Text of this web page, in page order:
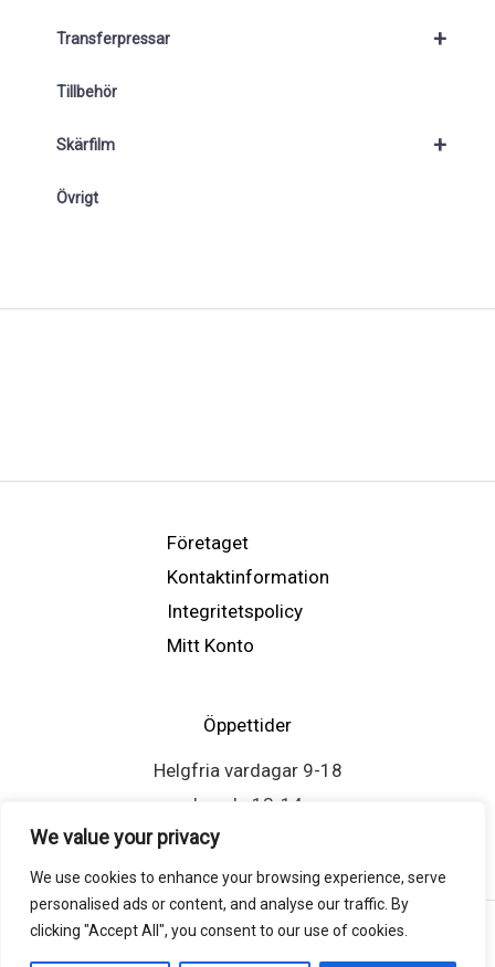
We value your privacy
We use cookies to enhance your browsing experience, serve
personalised ads or content, and analyse our traffic. By
clicking "Accept All", you consent to our use of cookies.
+
Transferpressar
Tillbehör
+
Skärfilm
Övrigt
Företaget
Kontaktinformation
Integritetspolicy
Mitt Konto
Öppettider
Helgfria vardagar 9-18
Lunch: 13-14
Copyright © 2026 Atlasscreen.se